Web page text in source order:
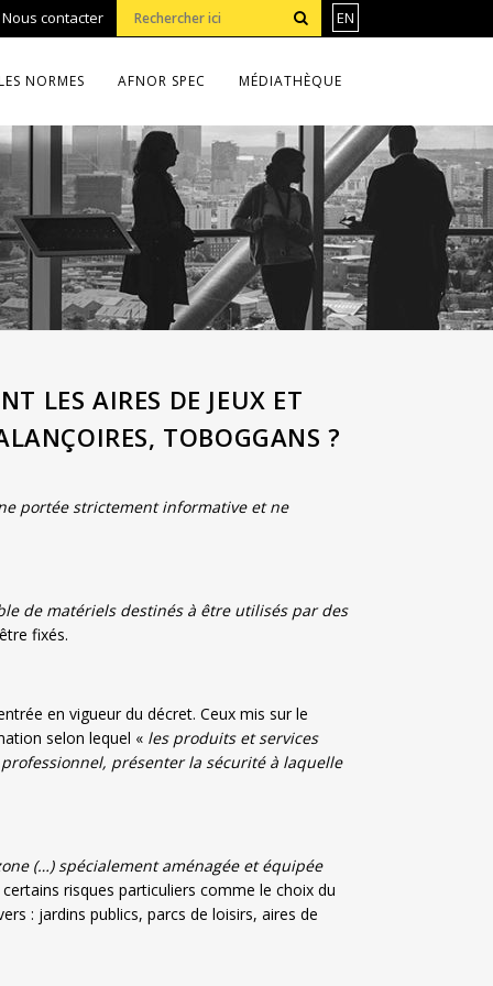
Nous contacter EN
NORMES AFNOR SPEC MÉDIATHÈQUE
LES AIRES DE JEUX ET
TOBOGGANS ?
portée strictement informative et ne
de matériels destinés à être utilisés par des
fixés.
en vigueur du décret. Ceux mis sur le
selon lequel « les produits et services
présenter la sécurité à laquelle
(…) spécialement aménagée et équipée
risques particuliers comme le choix du
: jardins publics, parcs de loisirs, aires de